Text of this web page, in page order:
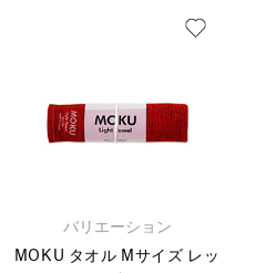
バリエーション
MOKU タオル Mサイズ レッ